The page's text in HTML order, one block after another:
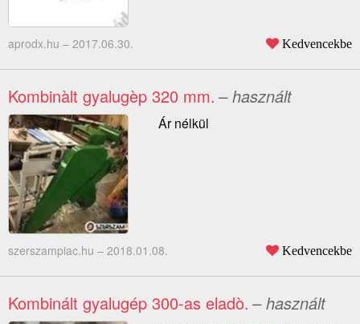
aprodx.hu – 2017.06.30. Kedvencekbe
Kombinàlt gyalugèp 320 mm. – használt
Ár nélkül
szerszampiac.hu – 2018.01.08. Kedvencekbe
Kombinált gyalugép 300-as eladò. – használt